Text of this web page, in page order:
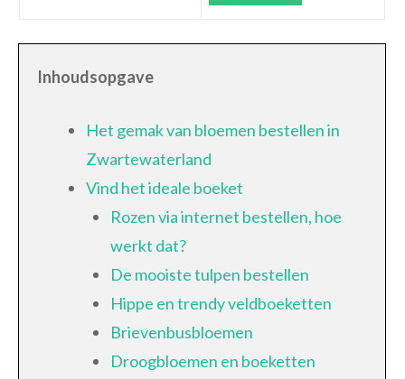
Inhoudsopgave
Het gemak van bloemen bestellen in
Zwartewaterland
Vind het ideale boeket
Rozen via internet bestellen, hoe
werkt dat?
De mooiste tulpen bestellen
Hippe en trendy veldboeketten
Brievenbusbloemen
Droogbloemen en boeketten